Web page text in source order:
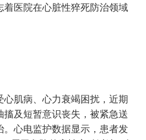
医院在心脏性猝死防治领域
肌病、心力衰竭困扰，近期
及短暂意识丧失，被紧急送
心电监护数据显示，患者发